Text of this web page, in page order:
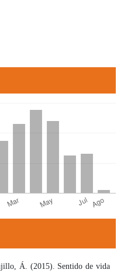
Á. (2015). Sentido de vida